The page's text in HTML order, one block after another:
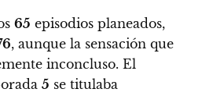
65 episodios planeados,
, aunque la sensación que
inconcluso. El
5 se titulaba